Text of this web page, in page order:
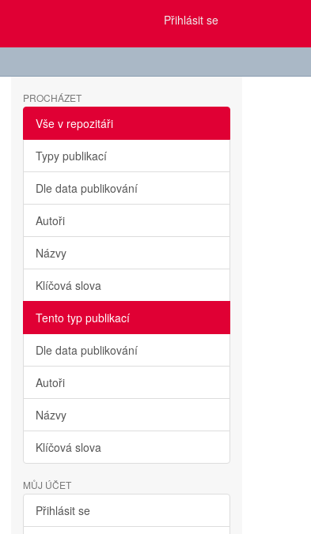
Přihlásit se
PROCHÁZET
Vše v repozitáři
Typy publikací
Dle data publikování
Autoři
Názvy
Klíčová slova
Tento typ publikací
Dle data publikování
Autoři
Názvy
Klíčová slova
MŮJ ÚČET
Přihlásit se